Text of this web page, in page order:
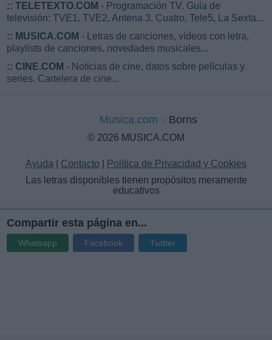
:: TELETEXTO.COM - Programación TV. Guía de
televisión: TVE1, TVE2, Antena 3, Cuatro, Tele5, La Sexta...
:: MUSICA.COM - Letras de canciones, vídeos con letra,
playlists de canciones, novedades musicales...
:: CINE.COM - Noticias de cine, datos sobre películas y
series. Cartelera de cine...
Musica.com Borns
© 2026 MUSICA.COM
Ayuda Contacto
Política de Privacidad y Cookies
Las letras disponibles tienen propósitos meramente
educativos
Compartir esta página en...
Whatsapp Facebook Twitter